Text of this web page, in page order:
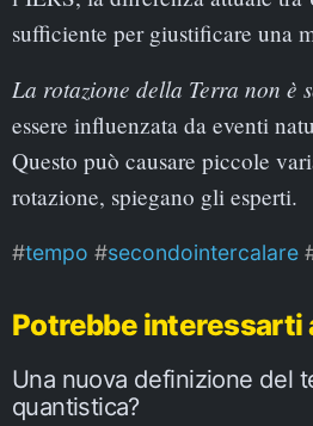
sufficiente per giustificare una
La rotazione della Terra non è
essere influenzata da eventi
Questo può causare piccole
rotazione, spiegano gli esperti.
tempo secondointercalare
Potrebbe interessarti
Una nuova definizione del
quantistica?